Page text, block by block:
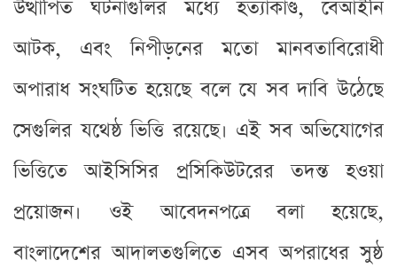
উত্থাপিত ঘটনাগুলির মধ্যে হত্যাকাণ্ড, বেআইনি
আটক, এবং নিপীড়নের মতো মানবতাবিরোধী
অপারাধ সংঘটিত হয়েছে বলে যে সব দাবি উঠেছে
সেগুলির যথেষ্ঠ ভিত্তি রয়েছে। এই সব অভিযোগের
ভিত্তিতে আইসিসির প্রসিকিউটরের তদন্ত হওয়া
প্রয়োজন। ওই আবেদনপত্রে বলা হয়েছে,
বাংলাদেশের আদালতগুলিতে এসব অপরাধের সুষ্ঠ